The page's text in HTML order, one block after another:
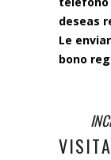
deseas
Le
bono